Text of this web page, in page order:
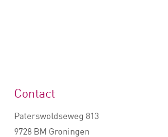
Contact
Paterswoldseweg 813
9728 BM Groningen